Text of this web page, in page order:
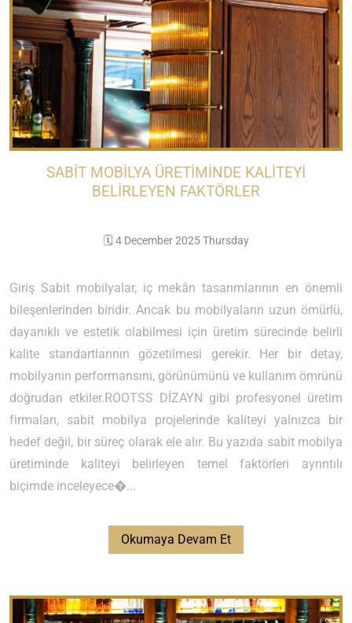
SABIT MOBILYA ÜRETIMINDE KALITEYI
BELIRLEYEN FAKTÖRLER
🗓️ 4 December 2025 Thursday
Giriş Sabit mobilyalar, iç mekân tasarımlarının en önemli
bileşenlerinden biridir. Ancak bu mobilyaların uzun ömürlü,
dayanıklı ve estetik olabilmesi için üretim sürecinde belirli
kalite standartlarının gözetilmesi gerekir. Her bir detay,
mobilyanın performansını, görünümünü ve kullanım ömrünü
doğrudan etkiler.ROOTSS DİZAYN gibi profesyonel üretim
firmaları, sabit mobilya projelerinde kaliteyi yalnızca bir
hedef değil, bir süreç olarak ele alır. Bu yazıda sabit mobilya
üretiminde kaliteyi belirleyen temel faktörleri ayrıntılı
biçimde inceleyece�...
Okumaya Devam Et